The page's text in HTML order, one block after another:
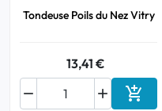
Tondeuse Poils du Nez Vitry
13,41 €

 